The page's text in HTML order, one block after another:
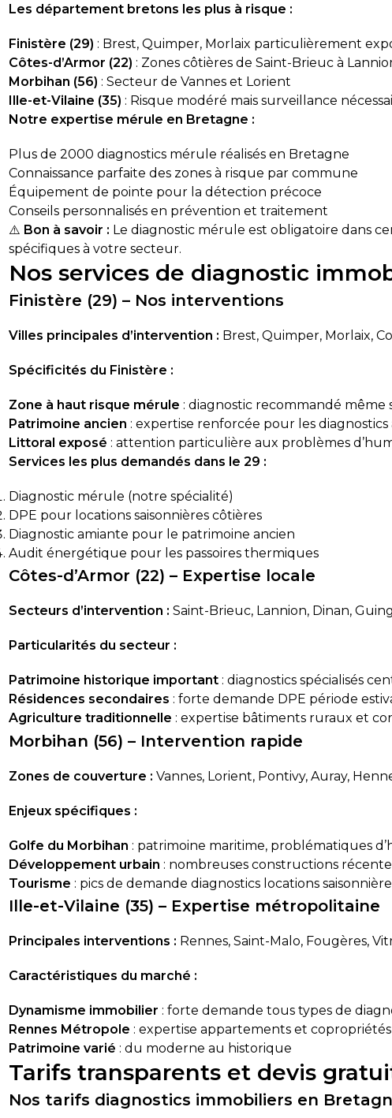
Les département bretons les plus à risque :
Finistère (29) : Brest, Quimper, Morlaix particulièrement
Côtes-d’Armor (22) : Zones côtières de Saint-Brieuc à
Morbihan (56) : Secteur de Vannes et Lorient
Ille-et-Vilaine (35) : Risque modéré mais surveillance
Notre expertise mérule en Bretagne :
Plus de 2000 diagnostics mérule réalisés en Bretagne
Connaissance parfaite des zones à risque par commune
Équipement de pointe pour la détection précoce
Conseils personnalisés en prévention et traitement
⚠️ Bon à savoir : Le diagnostic mérule est obligatoire dans
spécifiques à votre secteur.
Nos services de diagnostic
Finistère (29) – Nos interventions
Villes principales d’intervention : Brest, Quimper, Morlaix,
Spécificités du Finistère :
Zone à haut risque mérule : diagnostic recommandé même
Patrimoine ancien : expertise renforcée pour les
Littoral exposé : attention particulière aux problèmes
Services les plus demandés dans le 29 :
Diagnostic mérule (notre spécialité)
DPE pour locations saisonnières côtières
Diagnostic amiante pour le patrimoine ancien
Audit énergétique pour les passoires thermiques
Côtes-d’Armor (22) – Expertise locale
Secteurs d’intervention : Saint-Brieuc, Lannion, Dinan,
Particularités du secteur :
Patrimoine historique important: diagnostics spécialisés
Résidences secondaires : forte demande DPE période
Agriculture traditionnelle : expertise bâtiments ruraux et
Morbihan (56) – Intervention rapide
Zones de couverture : Vannes, Lorient, Pontivy, Auray,
Enjeux spécifiques :
Golfe du Morbihan : patrimoine maritime, problématiques
Développement urbain : nombreuses constructions
Tourisme : pics de demande diagnostics locations
Ille-et-Vilaine (35) – Expertise métropolitaine
Principales interventions : Rennes, Saint-Malo, Fougères,
Caractéristiques du marché :
Dynamisme immobilier : forte demande tous types de
Rennes Métropole : expertise appartements et copropriétés
Patrimoine varié : du moderne au historique
Tarifs transparents et devis
Nos tarifs diagnostics immobiliers en